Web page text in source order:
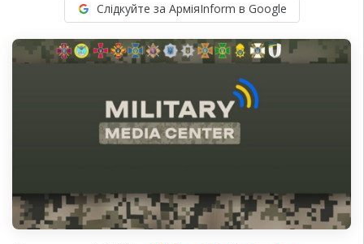
Слідкуйте за АрміяInform в Google